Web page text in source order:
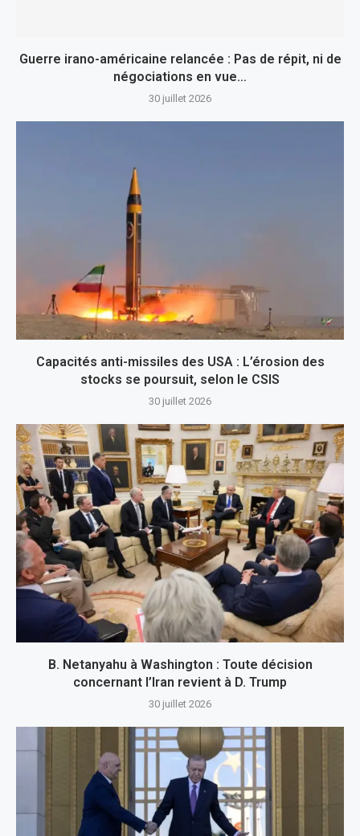
Guerre irano-américaine relancée : Pas de répit, ni de
négociations en vue…
30 juillet 2026
Capacités anti-missiles des USA : L’érosion des
stocks se poursuit, selon le CSIS
30 juillet 2026
B. Netanyahu à Washington : Toute décision
concernant l’Iran revient à D. Trump
30 juillet 2026